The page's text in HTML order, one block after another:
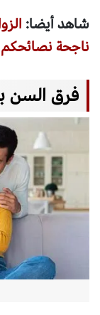
شاهد أيضا:
ناجحة نصائحكم
فرق السن